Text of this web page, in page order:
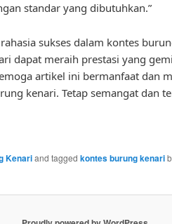
standar yang dibutuhkan.”
sukses dalam kontes
dapat meraih prestasi yang
artikel ini bermanfaat dan
kenari. Tetap semangat dan
Kenariand tagged kontes burung kenari